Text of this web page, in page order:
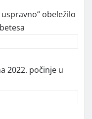
obeležilo
2022. počinje u